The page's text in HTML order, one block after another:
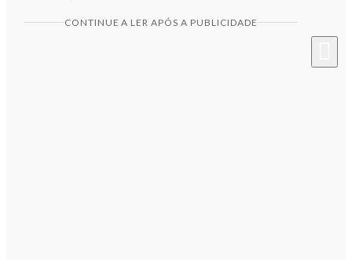
CONTINUE A LER APÓS A PUBLICIDADE